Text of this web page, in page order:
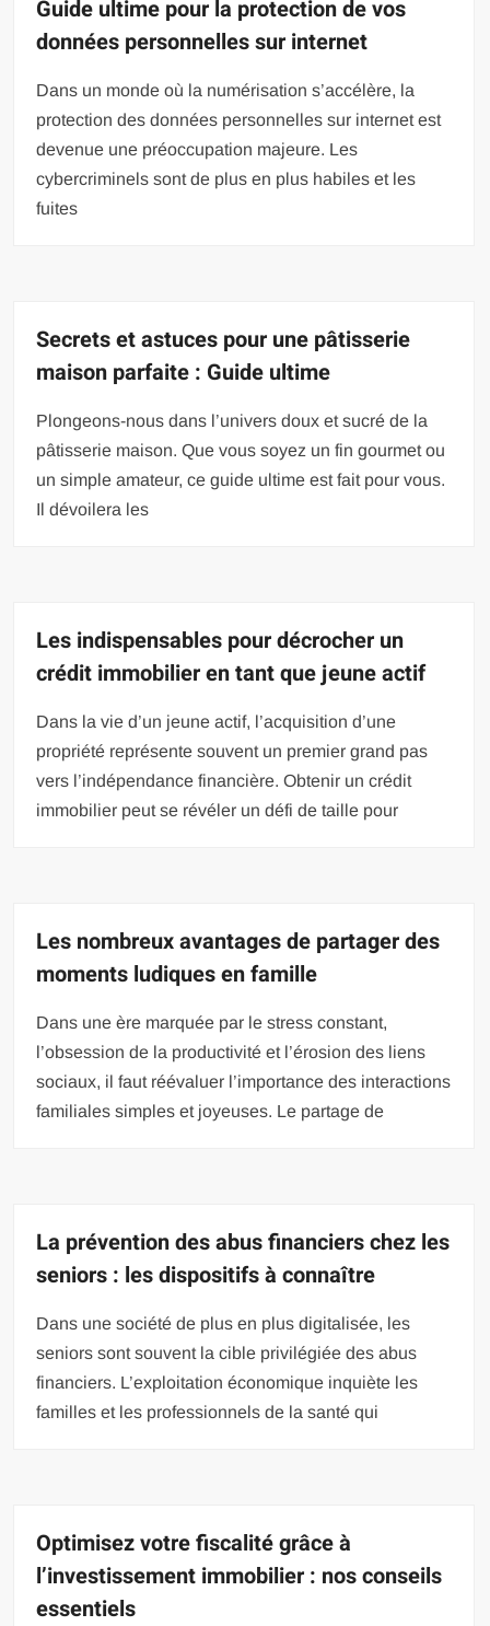
Guide ultime pour la protection de vos
données personnelles sur internet
Dans un monde où la numérisation s’accélère, la
protection des données personnelles sur internet est
devenue une préoccupation majeure. Les
cybercriminels sont de plus en plus habiles et les
fuites
Secrets et astuces pour une pâtisserie
maison parfaite : Guide ultime
Plongeons-nous dans l’univers doux et sucré de la
pâtisserie maison. Que vous soyez un fin gourmet ou
un simple amateur, ce guide ultime est fait pour vous.
Il dévoilera les
Les indispensables pour décrocher un
crédit immobilier en tant que jeune actif
Dans la vie d’un jeune actif, l’acquisition d’une
propriété représente souvent un premier grand pas
vers l’indépendance financière. Obtenir un crédit
immobilier peut se révéler un défi de taille pour
Les nombreux avantages de partager des
moments ludiques en famille
Dans une ère marquée par le stress constant,
l’obsession de la productivité et l’érosion des liens
sociaux, il faut réévaluer l’importance des interactions
familiales simples et joyeuses. Le partage de
La prévention des abus financiers chez les
seniors : les dispositifs à connaître
Dans une société de plus en plus digitalisée, les
seniors sont souvent la cible privilégiée des abus
financiers. L’exploitation économique inquiète les
familles et les professionnels de la santé qui
Optimisez votre fiscalité grâce à
l’investissement immobilier : nos conseils
essentiels